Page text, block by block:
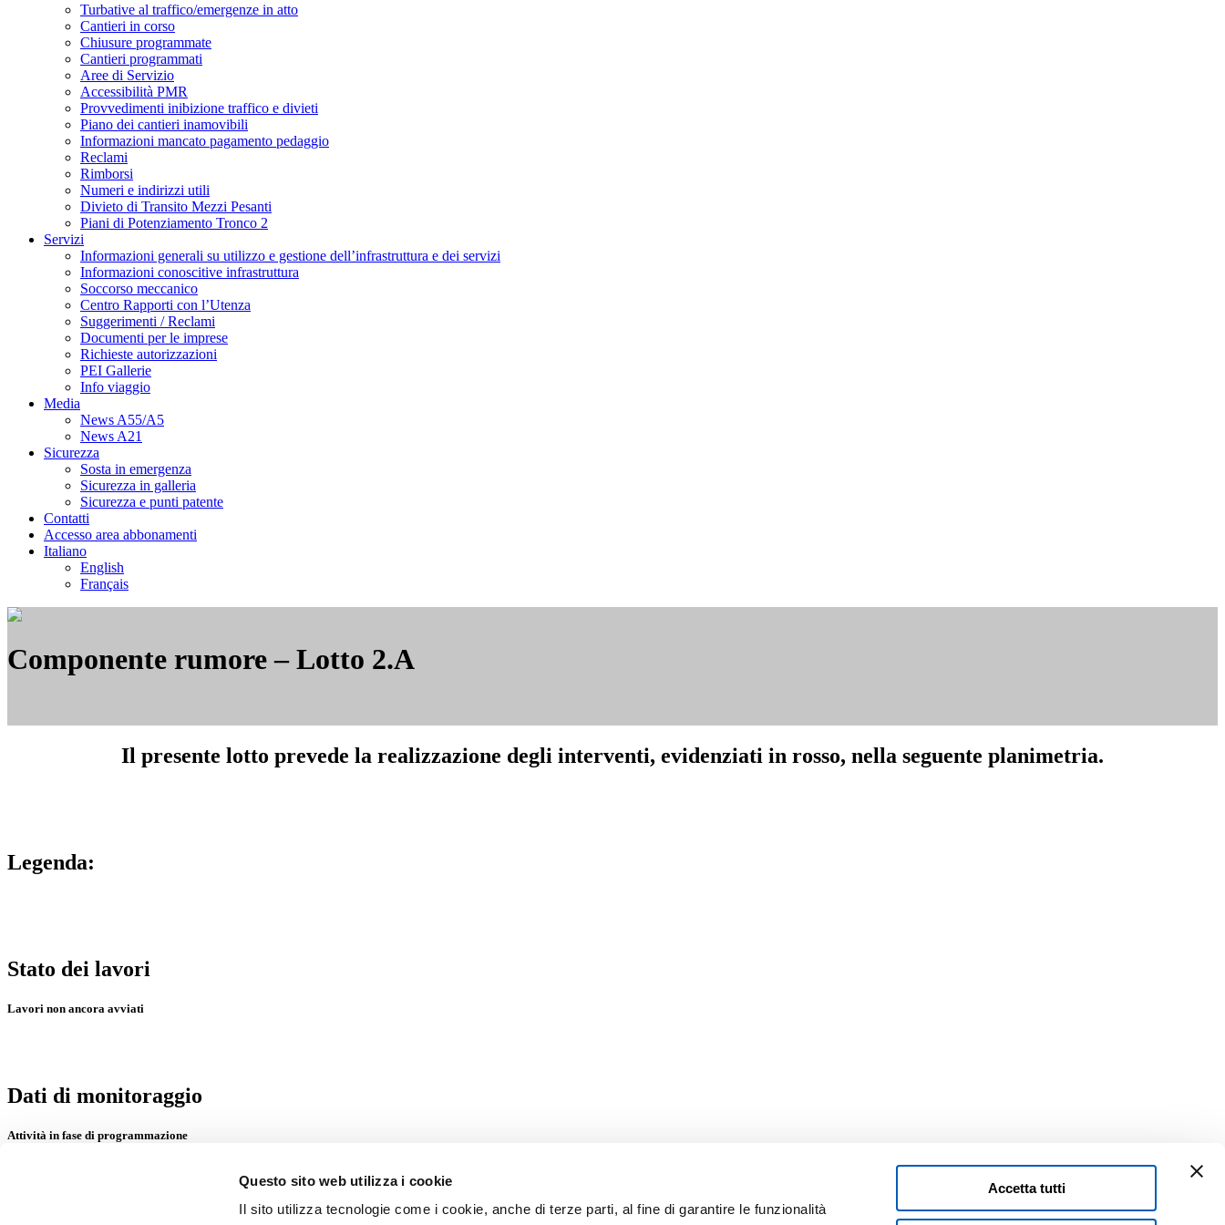
Questo sito web utilizza i cookie
Il sito utilizza tecnologie come i cookie, anche di terze parti, al fine di garantire le funzionalità
Accetta tutti
Turbative al traffico/emergenze in atto
Cantieri in corso
Chiusure programmate
Cantieri programmati
Aree di Servizio
Accessibilità PMR
Provvedimenti inibizione traffico e divieti
Piano dei cantieri inamovibili
Informazioni mancato pagamento pedaggio
Reclami
Rimborsi
Numeri e indirizzi utili
Divieto di Transito Mezzi Pesanti
Piani di Potenziamento Tronco 2
Servizi
Informazioni generali su utilizzo e gestione dell’infrastruttura e dei servizi
Informazioni conoscitive infrastruttura
Soccorso meccanico
Centro Rapporti con l’Utenza
Suggerimenti / Reclami
Documenti per le imprese
Richieste autorizzazioni
PEI Gallerie
Info viaggio
Media
News A55/A5
News A21
Sicurezza
Sosta in emergenza
Sicurezza in galleria
Sicurezza e punti patente
Contatti
Accesso area abbonamenti
Italiano
English
Français
Componente rumore – Lotto 2.A
Il presente lotto prevede la realizzazione degli interventi, evidenziati in rosso, nella seguente planimetria.
Legenda:
Stato dei lavori
Lavori non ancora avviati
Dati di monitoraggio
Attività in fase di programmazione